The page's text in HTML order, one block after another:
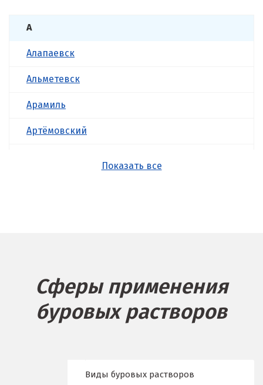
А
Алапаевск
Альметевск
Арамиль
Артёмовский
Берёзовский
Бисерть
Показать все
Сферы применения
буровых растворов
Виды буровых растворов